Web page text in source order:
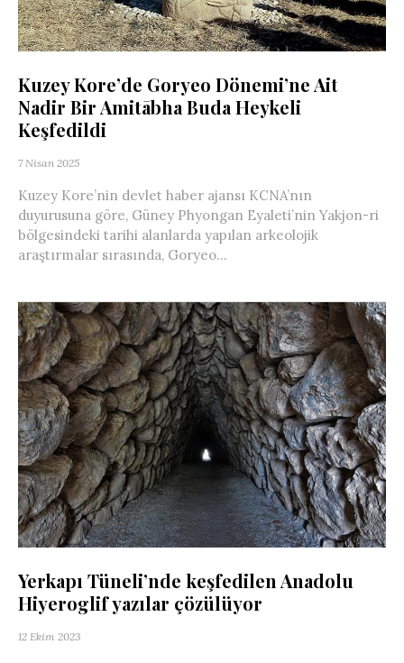
Kuzey Kore’de Goryeo Dönemi’ne Ait
Nadir Bir Amitābha Buda Heykeli
Keşfedildi
7 Nisan 2025
Kuzey Kore’nin devlet haber ajansı KCNA’nın
duyurusuna göre, Güney Phyongan Eyaleti’nin Yakjon-ri
bölgesindeki tarihi alanlarda yapılan arkeolojik
araştırmalar sırasında, Goryeo...
Yerkapı Tüneli’nde keşfedilen Anadolu
Hiyeroglif yazılar çözülüyor
12 Ekim 2023